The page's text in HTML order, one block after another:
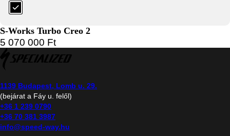
S-Works Turbo Creo 2
5 070 000 Ft
1139 Budapest, Lomb u. 29.
(bejárat a Fáy u. felől)
+36 1 239 0790
+36 70 381 3987
info@speed-way.hu